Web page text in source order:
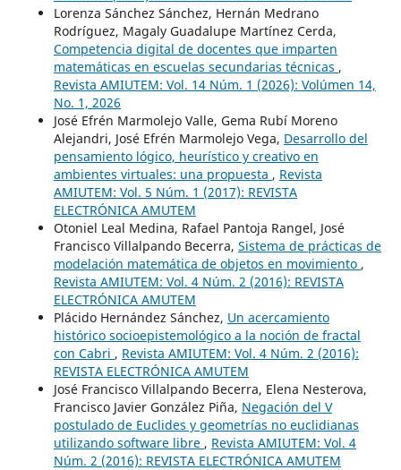
Lorenza Sánchez Sánchez, Hernán Medrano
Rodríguez, Magaly Guadalupe Martínez Cerda,
Competencia digital de docentes que imparten
matemáticas en escuelas secundarias técnicas ,
Revista AMIUTEM: Vol. 14 Núm. 1 (2026): Volúmen 14,
No. 1, 2026
José Efrén Marmolejo Valle, Gema Rubí Moreno
Alejandri, José Efrén Marmolejo Vega, Desarrollo del
pensamiento lógico, heurístico y creativo en
ambientes virtuales: una propuesta , Revista
AMIUTEM: Vol. 5 Núm. 1 (2017): REVISTA
ELECTRÓNICA AMUTEM
Otoniel Leal Medina, Rafael Pantoja Rangel, José
Francisco Villalpando Becerra, Sistema de prácticas de
modelación matemática de objetos en movimiento ,
Revista AMIUTEM: Vol. 4 Núm. 2 (2016): REVISTA
ELECTRÓNICA AMUTEM
Plácido Hernández Sánchez, Un acercamiento
histórico socioepistemológico a la noción de fractal
con Cabri , Revista AMIUTEM: Vol. 4 Núm. 2 (2016):
REVISTA ELECTRÓNICA AMUTEM
José Francisco Villalpando Becerra, Elena Nesterova,
Francisco Javier González Piña, Negación del V
postulado de Euclides y geometrías no euclidianas
utilizando software libre , Revista AMIUTEM: Vol. 4
Núm. 2 (2016): REVISTA ELECTRÓNICA AMUTEM